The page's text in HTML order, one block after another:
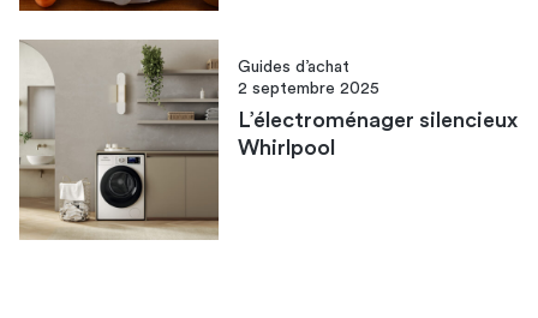
Guides d’achat
2 septembre 2025
L’électroménager silencieux
Whirlpool